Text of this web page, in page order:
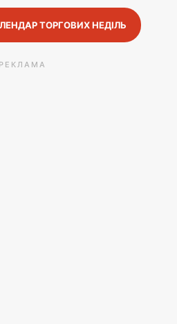
ТОРГОВИХ НЕДІЛЬ
РЕКЛАМА